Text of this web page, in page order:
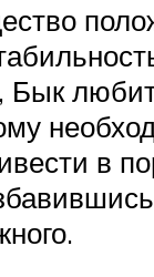
Бык
в